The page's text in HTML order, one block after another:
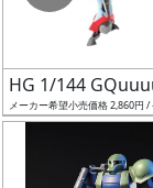
ク
ス
ア
HG 1/144
メーカー希望小売価格 2,860円